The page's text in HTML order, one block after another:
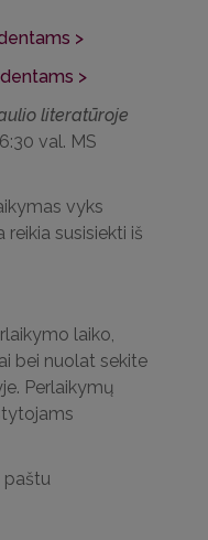
>
>
literatūroje
val. MS
vyks
susisiekti iš
laiko,
bei nuolat sekite
Perlaikymų
paštu